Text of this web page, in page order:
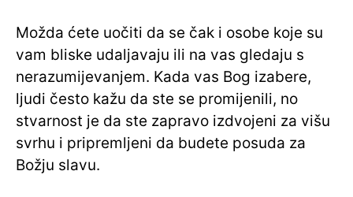
Možda ćete uočiti da se čak i osobe koje su
vam bliske udaljavaju ili na vas gledaju s
nerazumijevanjem. Kada vas Bog izabere,
ljudi često kažu da ste se promijenili, no
stvarnost je da ste zapravo izdvojeni za višu
svrhu i pripremljeni da budete posuda za
Božju slavu.